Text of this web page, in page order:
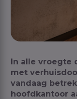
In alle vroegte
met
vandaag
hoofdkantoor